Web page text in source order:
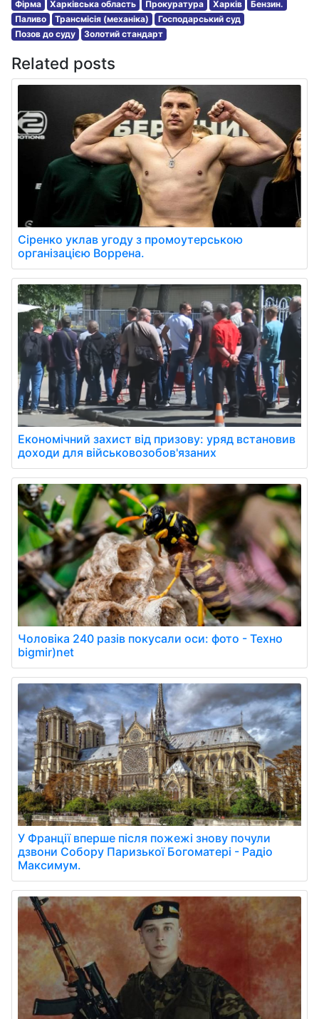
Фірма Харківська область Прокуратура Харків
Бензин.
Паливо
Трансмісія (механіка)
Господарський суд
Позов до суду
Золотий стандарт
Related posts
Сіренко уклав угоду з промоутерською
організацією Воррена.
Економічний захист від призову: уряд встановив
доходи для військовозобов'язаних
Чоловіка 240 разів покусали оси: фото - Техно
bigmir)net
У Франції вперше після пожежі знову почули
дзвони Собору Паризької Богоматері - Радіо
Максимум.